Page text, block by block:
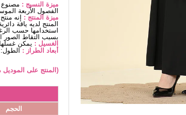
ميزة النسيج : مصنوع
الفصول الأربعة
ميزة المنتج : إنه
المنتج لديه ياقة
استخدامها حسب
بسبب التقاط الصور
الغسيل : يمكن غسلها عند 30 درجة دون
أبعاد الطراز : الطول: 165 سم، الصدر: 88 سم، الخصر68، الوركين: 99 سم، الوزن: 56 كغ
(المنتج على الموديل
الحجم